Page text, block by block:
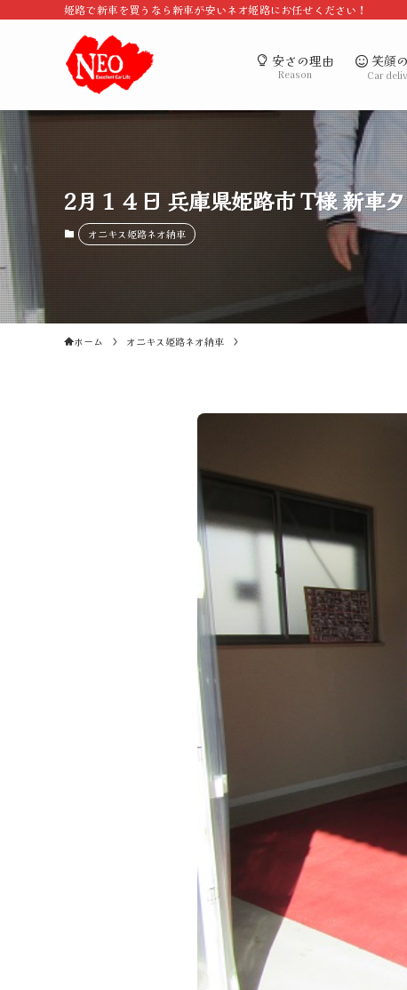
姫路で新車を買うなら新車が安いネオ姫路にお任せください！
安さの理由
Reason
笑顔
Car
2月１４日 兵庫県姫路市 T様 新車
オニキス姫路ネオ納車
ホーム オニキス姫路ネオ納車